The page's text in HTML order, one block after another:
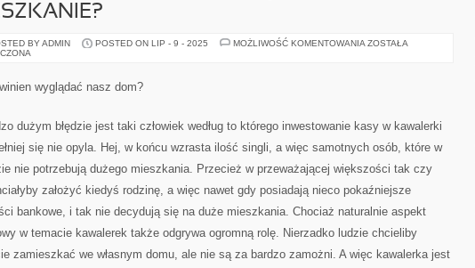
BY ADMIN POSTED ON LIP - 9 - 2025 MOŻLIWOŚĆ KOMENTOWANIA JAK
ZOSTAŁA
wyglądać nasz dom?
dużym błędzie jest taki człowiek według to którego inwestowanie kasy w kawalerki
się nie opyla. Hej, w końcu wzrasta ilość singli, a więc samotnych osób, które w
nie potrzebują dużego mieszkania. Przecież w przeważającej większości tak czy
założyć kiedyś rodzinę, a więc nawet gdy posiadają nieco pokaźniejsze
bankowe, i tak nie decydują się na duże mieszkania. Chociaż naturalnie aspekt
w temacie kawalerek także odgrywa ogromną rolę. Nierzadko ludzie chcieliby
zamieszkać we własnym domu, ale nie są za bardzo zamożni. A więc kawalerka jest